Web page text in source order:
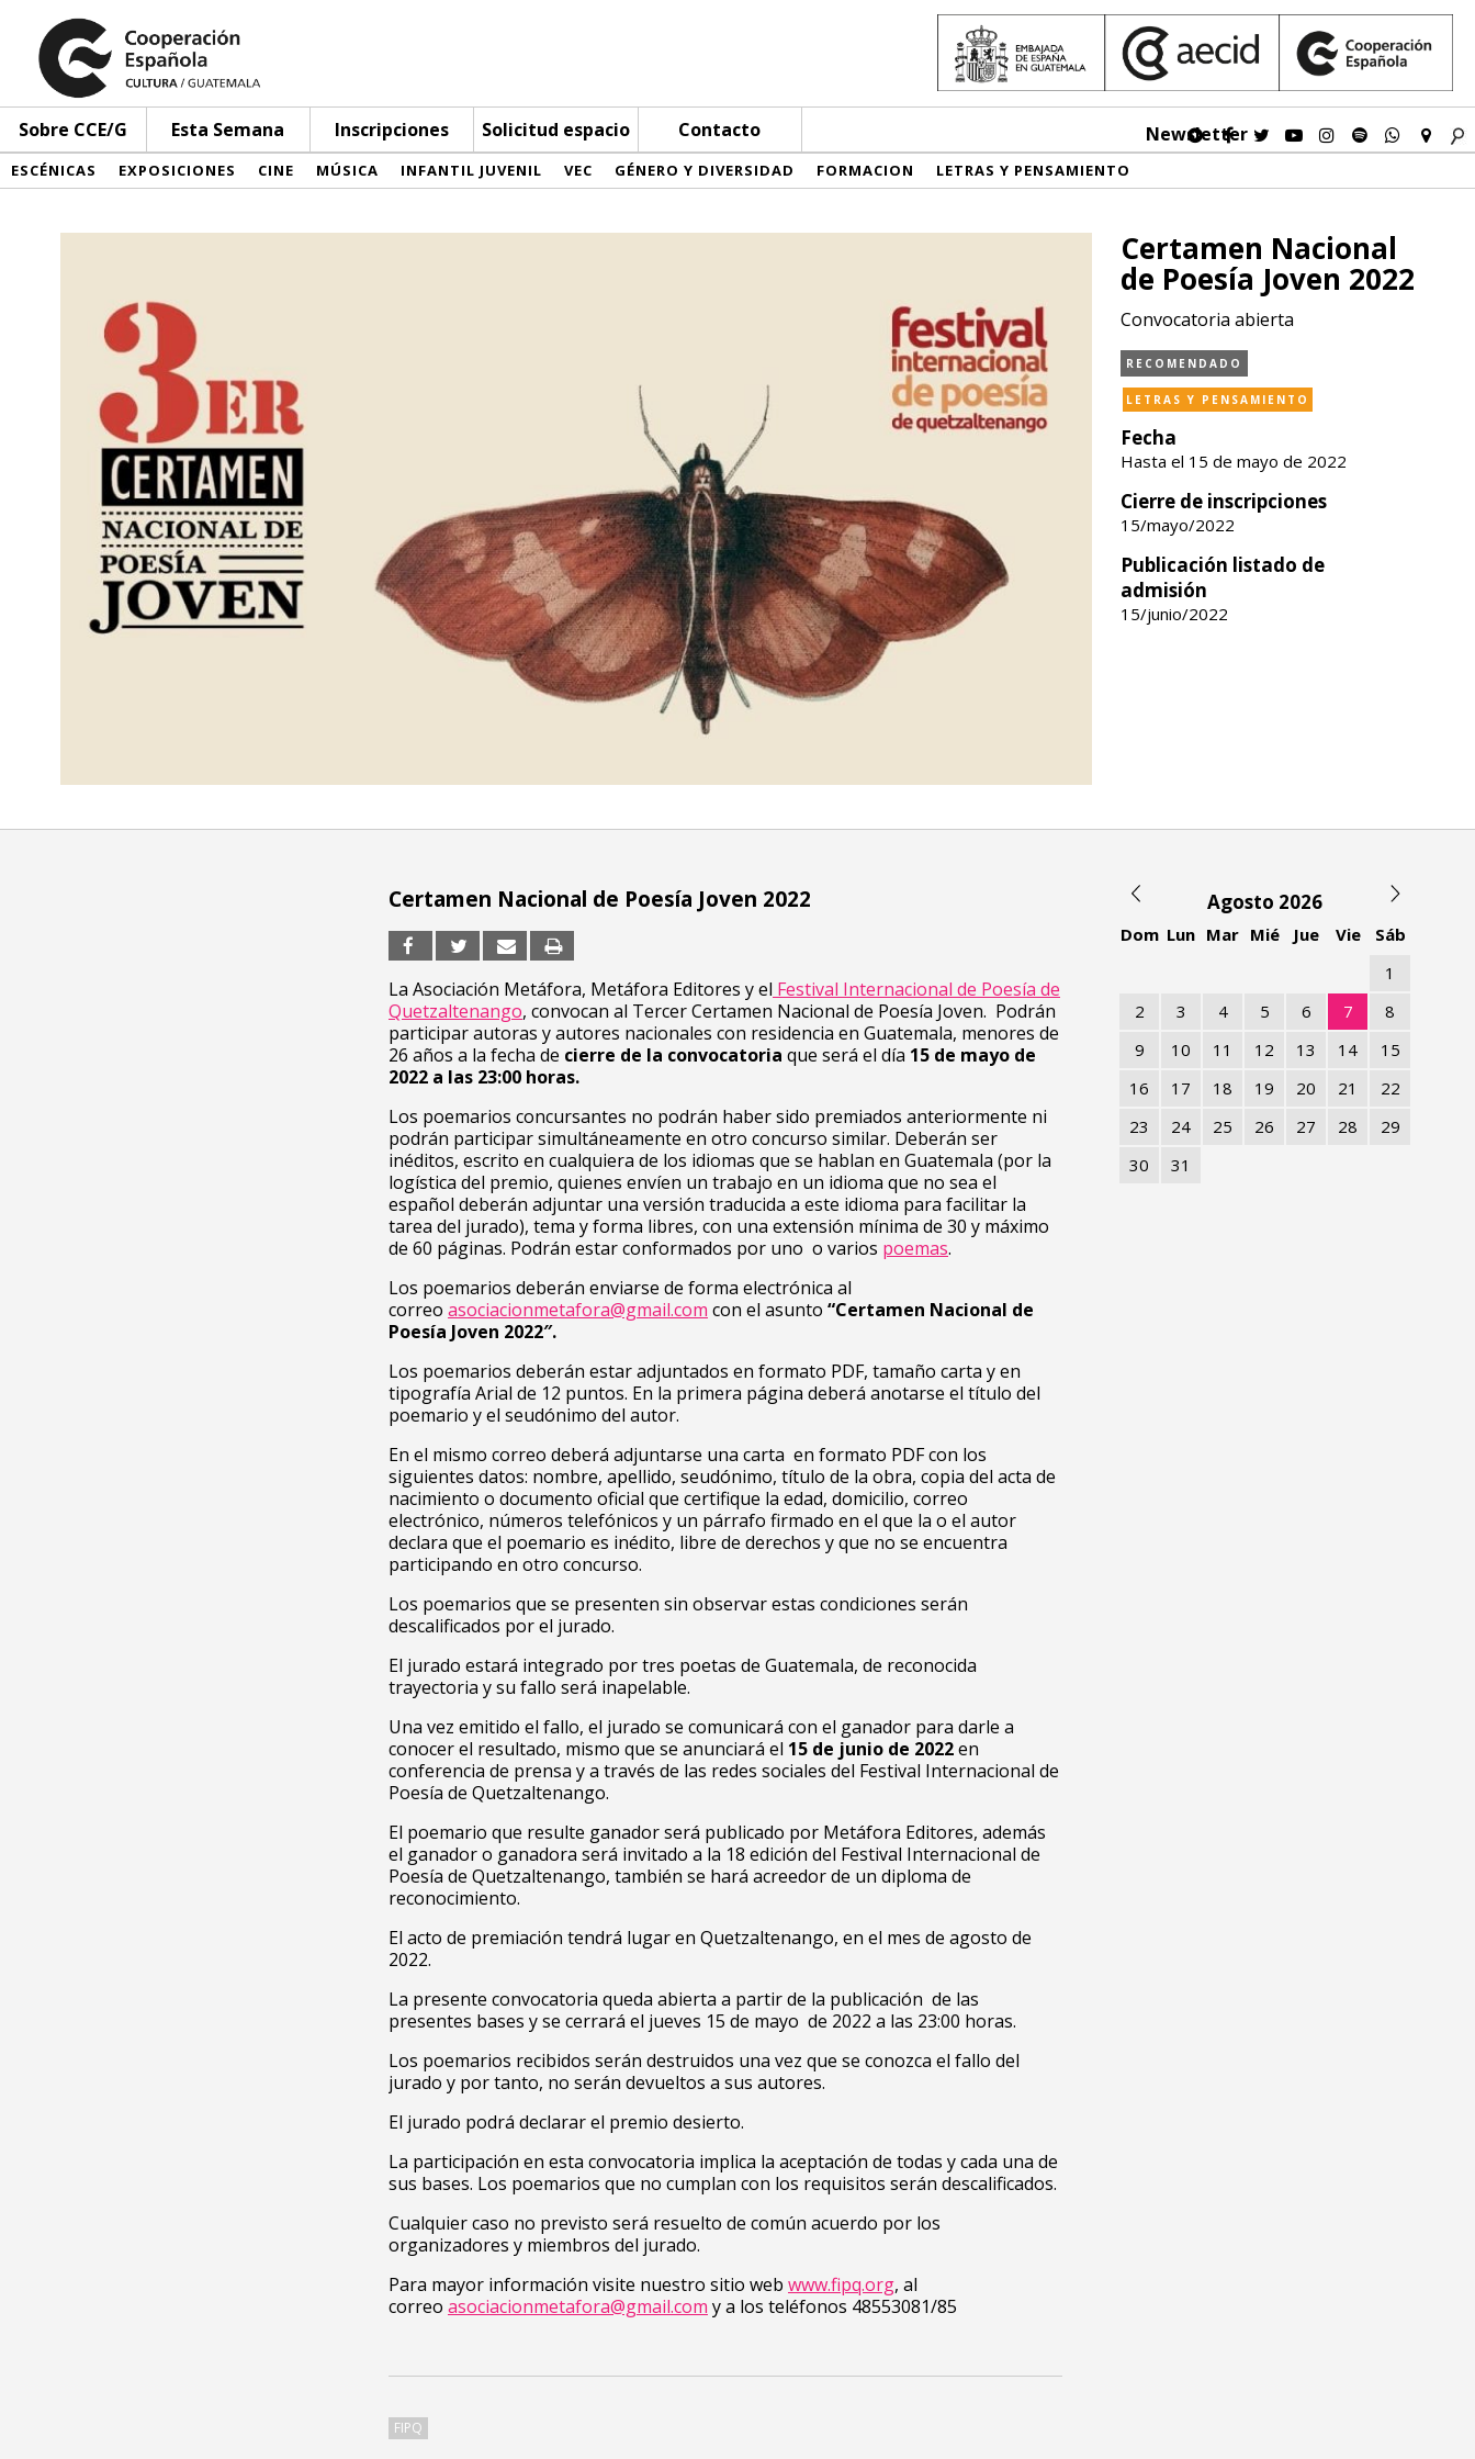
Sobre CCE/G Esta Semana Inscripciones Solicitud espacio Contacto Newsletter
ESCÉNICAS EXPOSICIONES CINE MÚSICA INFANTIL JUVENIL VEC GÉNERO Y DIVERSIDAD FORMACION LETRAS Y PENSAMIENTO
Certamen Nacional
de Poesía Joven 2022
Convocatoria abierta
RECOMENDADO
LETRAS Y PENSAMIENTO
Fecha
Hasta el 15 de mayo de 2022
Cierre de inscripciones
15/mayo/2022
Publicación listado de
admisión
15/junio/2022
Certamen Nacional de Poesía Joven 2022
La Asociación Metáfora, Metáfora Editores y el Festival Internacional de Poesía de
Quetzaltenango, convocan al Tercer Certamen Nacional de Poesía Joven. Podrán
participar autoras y autores nacionales con residencia en Guatemala, menores de
26 años a la fecha de cierre de la convocatoria que será el día 15 de mayo de
2022 a las 23:00 horas.
Los poemarios concursantes no podrán haber sido premiados anteriormente ni
podrán participar simultáneamente en otro concurso similar. Deberán ser
inéditos, escrito en cualquiera de los idiomas que se hablan en Guatemala (por la
logística del premio, quienes envíen un trabajo en un idioma que no sea el
español deberán adjuntar una versión traducida a este idioma para facilitar la
tarea del jurado), tema y forma libres, con una extensión mínima de 30 y máximo
de 60 páginas. Podrán estar conformados por uno o varios poemas.
Los poemarios deberán enviarse de forma electrónica al
correo asociacionmetafora@gmail.com con el asunto “Certamen Nacional de
Poesía Joven 2022″.
Los poemarios deberán estar adjuntados en formato PDF, tamaño carta y en
tipografía Arial de 12 puntos. En la primera página deberá anotarse el título del
poemario y el seudónimo del autor.
En el mismo correo deberá adjuntarse una carta en formato PDF con los
siguientes datos: nombre, apellido, seudónimo, título de la obra, copia del acta de
nacimiento o documento oficial que certifique la edad, domicilio, correo
electrónico, números telefónicos y un párrafo firmado en el que la o el autor
declara que el poemario es inédito, libre de derechos y que no se encuentra
participando en otro concurso.
Los poemarios que se presenten sin observar estas condiciones serán
descalificados por el jurado.
El jurado estará integrado por tres poetas de Guatemala, de reconocida
trayectoria y su fallo será inapelable.
Una vez emitido el fallo, el jurado se comunicará con el ganador para darle a
conocer el resultado, mismo que se anunciará el 15 de junio de 2022en
conferencia de prensa y a través de las redes sociales del Festival Internacional de
Poesía de Quetzaltenango.
El poemario que resulte ganador será publicado por Metáfora Editores, además
el ganador o ganadora será invitado a la 18 edición del Festival Internacional de
Poesía de Quetzaltenango, también se hará acreedor de un diploma de
reconocimiento.
El acto de premiación tendrá lugar en Quetzaltenango, en el mes de agosto de
2022.
La presente convocatoria queda abierta a partir de la publicación de las
presentes bases y se cerrará el jueves 15 de mayo de 2022 a las 23:00 horas.
Los poemarios recibidos serán destruidos una vez que se conozca el fallo del
jurado y por tanto, no serán devueltos a sus autores.
El jurado podrá declarar el premio desierto.
La participación en esta convocatoria implica la aceptación de todas y cada una de
sus bases. Los poemarios que no cumplan con los requisitos serán descalificados.
Cualquier caso no previsto será resuelto de común acuerdo por los
organizadores y miembros del jurado.
Para mayor información visite nuestro sitio web www.fipq.org, al
correo asociacionmetafora@gmail.com y a los teléfonos 48553081/85
FIPQ
Agosto 2026
Dom Lun Mar Mié Jue Vie
Sáb
1
2
3 4 5 6 7
8
9
10 11 12 13 14
15
16
17 18 19 20 21
22
23
24 25 26 27 28
29
30
31